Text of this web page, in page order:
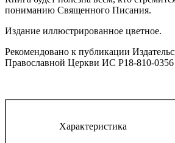
пониманию Священного Писания.
Издание иллюстрированное цветное.
Рекомендовано к публикации
Православной Церкви ИС Р18-810-0356
Характеристика